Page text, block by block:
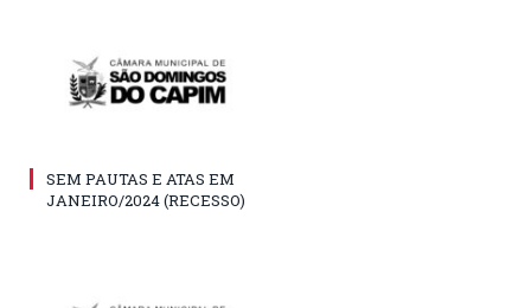
SEM PAUTAS E ATAS EM
JANEIRO/2024 (RECESSO)